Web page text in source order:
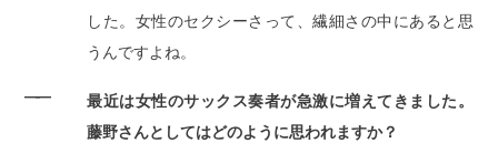
した。女性のセクシーさって、繊細さの中にあると思
うんですよね。
――
最近は女性のサックス奏者が急激に増えてきました。
藤野さんとしてはどのように思われますか？